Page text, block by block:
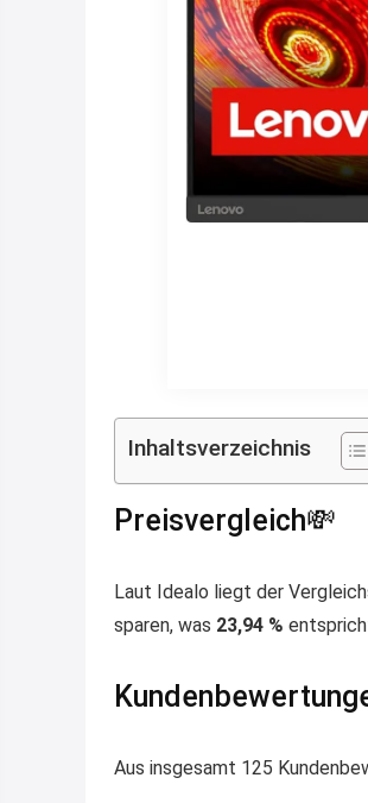
Inhaltsverzeichnis
Preisvergleich💸
Laut Idealo liegt der
sparen, was 23,94 %
Aus insgesamt 125